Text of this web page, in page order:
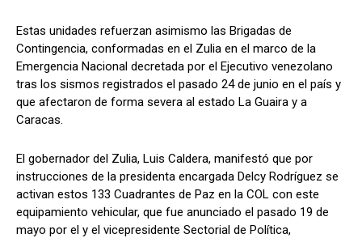
Estas unidades refuerzan asimismo las Brigadas de
Contingencia, conformadas en el Zulia en el marco de la
Emergencia Nacional decretada por el Ejecutivo venezolano
tras los sismos registrados el pasado 24 de junio en el país y
que afectaron de forma severa al estado La Guaira y a
Caracas.
El gobernador del Zulia, Luis Caldera, manifestó que por
instrucciones de la presidenta encargada Delcy Rodríguez se
activan estos 133 Cuadrantes de Paz en la COL con este
equipamiento vehicular, que fue anunciado el pasado 19 de
mayo por el y el vicepresidente Sectorial de Política,